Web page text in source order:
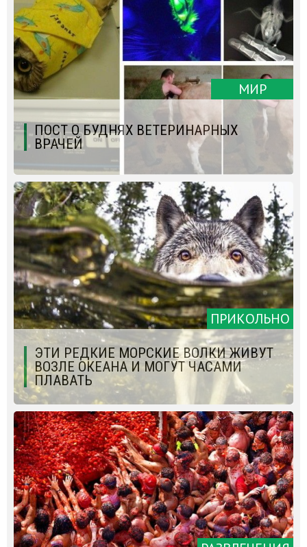
МИР
ПОСТ О БУДНЯХ ВЕТЕРИНАРНЫХ
ВРАЧЕЙ
ПРИКОЛЬНО
ЭТИ РЕДКИЕ МОРСКИЕ ВОЛКИ ЖИВУТ
ВОЗЛЕ ОКЕАНА И МОГУТ ЧАСАМИ
ПЛАВАТЬ